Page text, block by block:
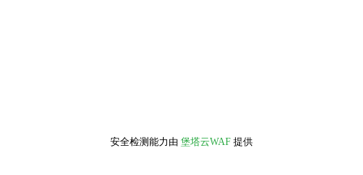
安全检测能力由 堡塔云WAF 提供